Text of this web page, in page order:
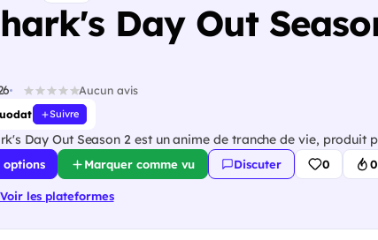
Day Out
Aucun avis
Suivre
Day Out Season 2 est un anime de tranche de vie, produit
options Marquer comme vu Discuter 0 0
Voir les plateformes